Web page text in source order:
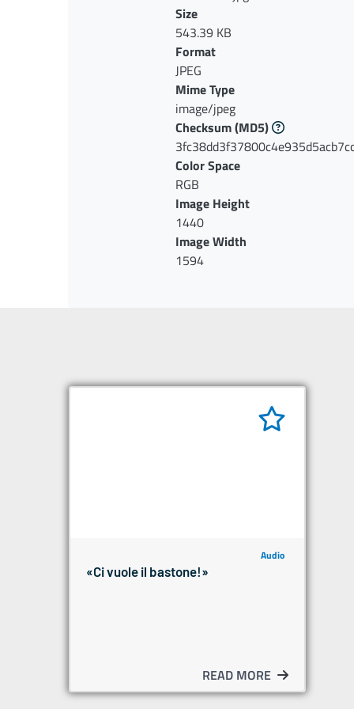
Size
543.39 KB
Format
JPEG
Mime Type
image/jpeg
Checksum(MD5)
Color Space
RGB
Image Height
1440
Image Width
1594
Audio
«Ci vuole il bastone!»
READ MORE